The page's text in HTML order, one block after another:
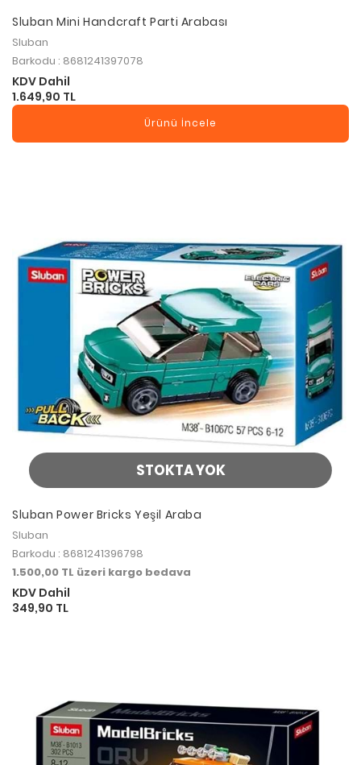
Sluban Mini Handcraft Parti Arabası
Sluban
Barkodu : 8681241397078
KDV Dahil
1.649,90 TL
Ürünü İncele
STOKTA YOK
Sluban Power Bricks Yeşil Araba
Sluban
Barkodu : 8681241396798
1.500,00 TL üzeri kargo bedava
KDV Dahil
349,90 TL